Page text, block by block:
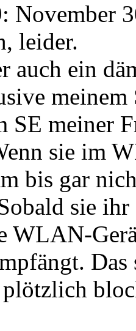
November
leider.
auch ein
SE meiner
sie im
bis gar
sie
WLAN-
plötzlich